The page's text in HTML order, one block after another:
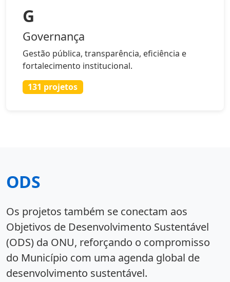
G
Governança
Gestão pública, transparência, eficiência e
fortalecimento institucional.
131 projetos
ODS
Os projetos também se conectam aos
Objetivos de Desenvolvimento Sustentável
(ODS) da ONU, reforçando o compromisso
do Município com uma agenda global de
desenvolvimento sustentável.